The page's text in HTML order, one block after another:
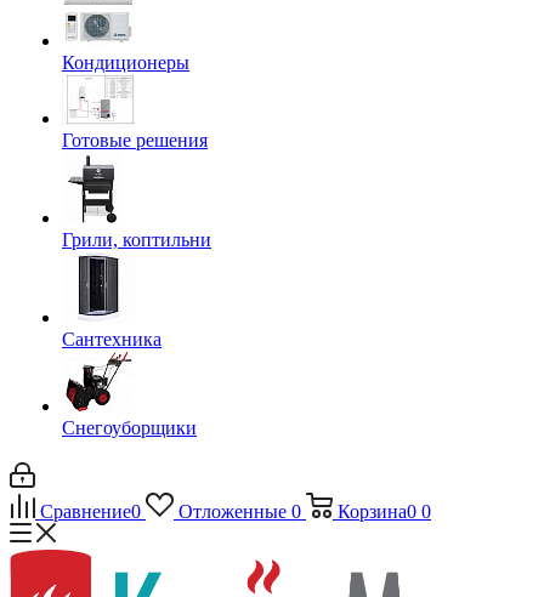
Кондиционеры
Готовые решения
Грили, коптильни
Сантехника
Снегоуборщики
Сравнение0 Отложенные 0 Корзина0 0